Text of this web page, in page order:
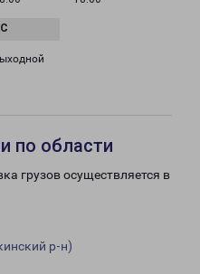
по области
грузов осуществляется в
р-н)